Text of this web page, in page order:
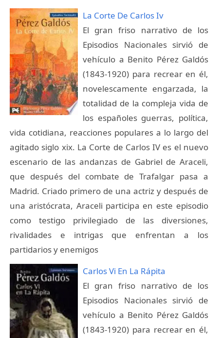
La Corte De Carlos Iv
El gran friso narrativo de los
Episodios Nacionales sirvió de
vehículo a Benito Pérez Galdós
(1843-1920) para recrear en él,
novelescamente engarzada, la
totalidad de la compleja vida de
los españoles guerras, política,
vida cotidiana, reacciones populares a lo largo del
agitado siglo xix. La Corte de Carlos IV es el nuevo
escenario de las andanzas de Gabriel de Araceli,
que después del combate de Trafalgar pasa a
Madrid. Criado primero de una actriz y después de
una aristócrata, Araceli participa en este episodio
como testigo privilegiado de las diversiones,
rivalidades e intrigas que enfrentan a los
partidarios y enemigos
Carlos Vi En La Rápita
El gran friso narrativo de los
Episodios Nacionales sirvió de
vehículo a Benito Pérez Galdós
(1843-1920) para recrear en él,